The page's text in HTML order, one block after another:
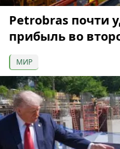
Petrobras почти
прибыль во
МИР